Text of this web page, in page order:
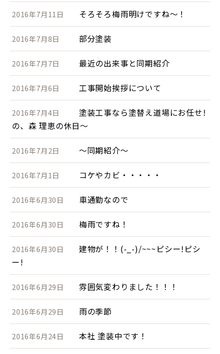
2016年7月11日 そろそろ梅雨明けですね～！
2016年7月8日 部分塗装
2016年7月7日 最近の出来事と同期紹介
2016年7月6日 工事開始挨拶について
2016年7月4日
塗装工事なら塗替え道場にお任せ!
の、森 理恵の休日～
2016年7月2日 ～同期紹介～
2016年7月1日 コケやカビ・・・・・
2016年6月30日 車通勤なので
2016年6月30日 梅雨ですね！
2016年6月30日
建物が！！(-_-)/~~~ピシー!ピシ
ー!
2016年6月29日 雰囲気変わりました！！！
2016年6月29日 雨の季節
2016年6月24日 本社 塗装中です！